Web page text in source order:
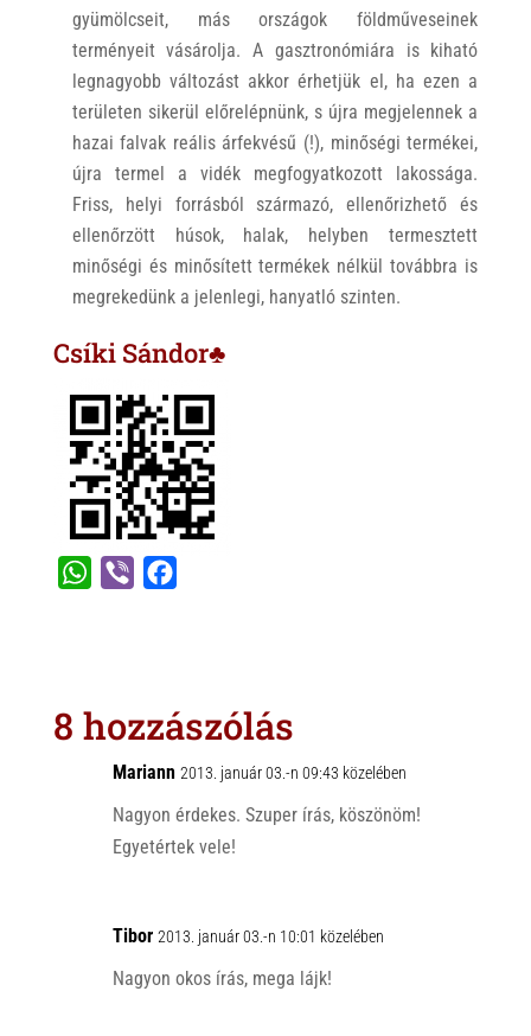
gyümölcseit, más országok földműveseinek
terményeit vásárolja. A gasztronómiára is kiható
legnagyobb változást akkor érhetjük el, ha ezen a
területen sikerül előrelépnünk, s újra megjelennek a
hazai falvak reális árfekvésű (!), minőségi termékei,
újra termel a vidék megfogyatkozott lakossága.
Friss, helyi forrásból származó, ellenőrizhető és
ellenőrzött húsok, halak, helyben termesztett
minőségi és minősített termékek nélkül továbbra is
megrekedünk a jelenlegi, hanyatló szinten.
Csíki Sándor♣
A
o
o
k
8 hozzászólás
Mariann 2013. január 03.-n 09:43 közelében
Nagyon érdekes. Szuper írás, köszönöm!
Egyetértek vele!
Tibor 2013. január 03.-n 10:01 közelében
Nagyon okos írás, mega lájk!